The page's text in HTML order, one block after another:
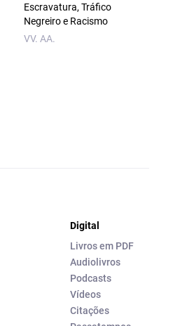
Escravatura, Tráfico
Negreiro e Racismo
VV. AA.
Digital
Livros em PDF
Audiolivros
Podcasts
Vídeos
Citações